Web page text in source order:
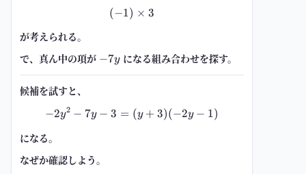
(-1)\times 3
(−1) × 3
が考えられる。
で、真ん中の項が -7y
−7yになる組み合わせを探す。
候補を試すと、
-2y^2-7y-3=(y+3)(-2y-1)
−2y2 − 7y − 3 = (y + 3)(−2y − 1)
になる。
なぜか確認しよう。